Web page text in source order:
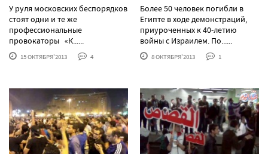
У руля московских беспорядков
стоят одни и те же
профессиональные
провокаторы «К......
15 ОКТЯБРЯ'2013 4
Более 50 человек погибли в
Египте в ходе демонстраций,
приуроченных к 40-летию
войны с Израилем. По......
8 ОКТЯБРЯ'2013 1